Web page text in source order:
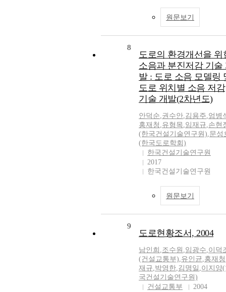
원문보기
8
도로의 환경개선을 위
소음과 분진저감 기술
발 : 도로 소음 모델링
도로 위치별 소음 저감
기술 개발(2차년도)
안덕순,권수안,김용주,엄병
홍재청 ,유형목,임재규,손현
(한국건설기술연구원),문성
(한국도로학회)
한국건설기술연구원
2017
한국건설기술연구원
원문보기
9
도로현황조서, 2004
남인희 ,조수원 ,임광수,이덕
(건설교통부),유인균,홍재청
재규,박영한,김명일 ,이지양
국건설기술연구원)
건설교통부
2004